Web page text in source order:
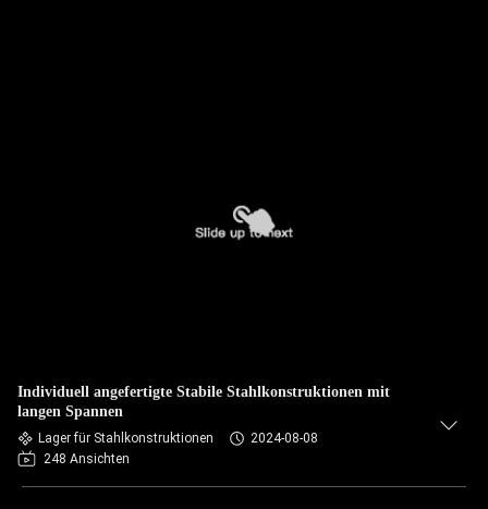
Individuell angefertigte Stabile Stahlkonstruktionen mit
langen Spannen
Lager für Stahlkonstruktionen
2024-08-08
248 Ansichten